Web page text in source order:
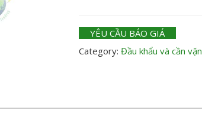
YÊU CẦU BÁO GIÁ
Category: Đầu khẩu và cần vặn